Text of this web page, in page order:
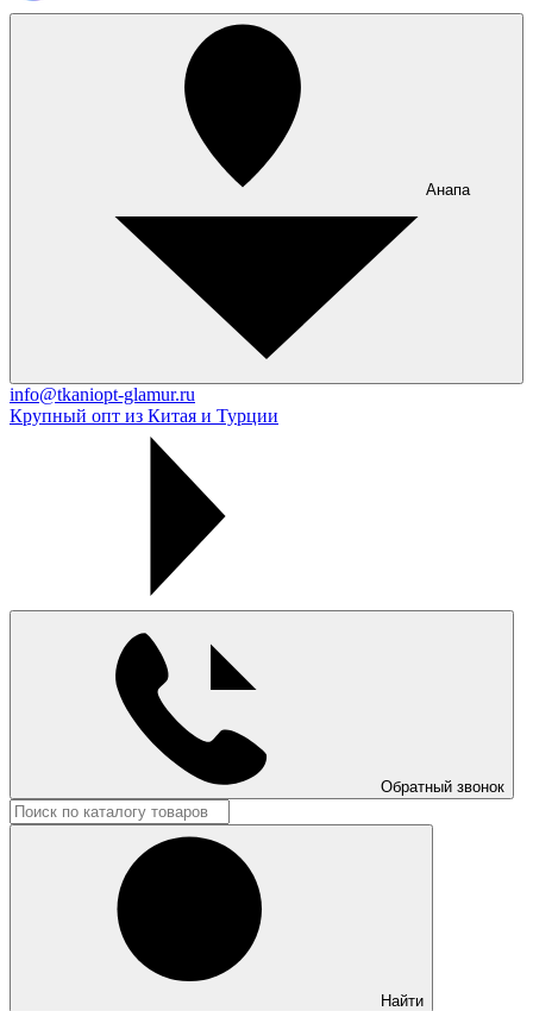
Анапа
info@tkaniopt-glamur.ru
Крупный опт из Китая и Турции
Обратный звонок
Найти